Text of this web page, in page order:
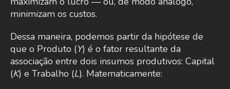
minimizam os custos.
Dessa maneira, podemos partir da hipótese de
que o Produto (Y) é o fator resultante da
associação entre dois insumos produtivos: Capital
(K) e Trabalho (L). Matematicamente: